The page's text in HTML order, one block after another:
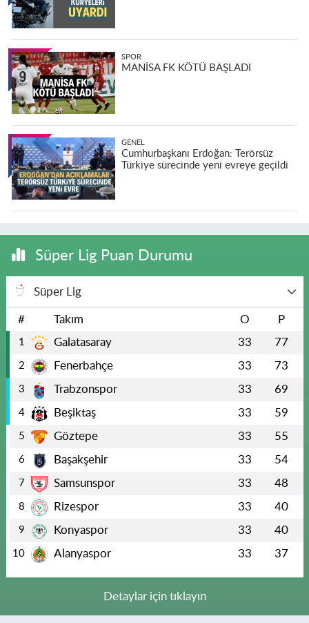
SPOR
MANİSA FK KÖTÜ BAŞLADI
GENEL
Cumhurbaşkanı Erdoğan: Terörsüz
Türkiye sürecinde yeni evreye geçildi
Süper Lig Puan Durumu
Süper Lig
# Takım O P
1 Galatasaray 33 77
2 Fenerbahçe 33 73
3 Trabzonspor 33 69
4 Beşiktaş 33 59
5 Göztepe 33 55
6 Başakşehir 33 54
7 Samsunspor 33 48
8 Rizespor 33 40
9 Konyaspor 33 40
10 Alanyaspor 33 37
Detaylar için tıklayın